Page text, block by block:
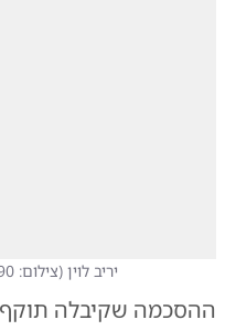
יריב לוין (צילום: Yonatan Sindel/Flash90
ההסכמה שקיבלה